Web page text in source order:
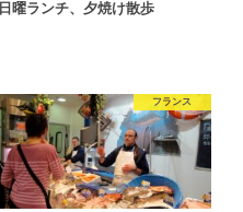
日曜ランチ、夕焼け散歩
フランス